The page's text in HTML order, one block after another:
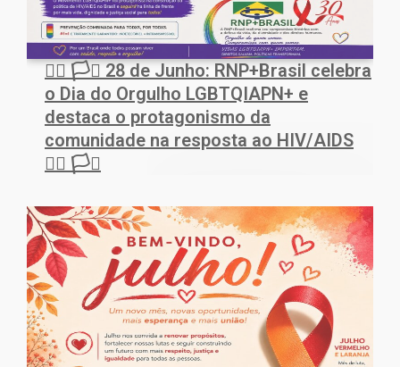
🏳️‍🌈 🏳️‍⚧️ 28 de Junho: RNP+Brasil celebra
o Dia do Orgulho LGBTQIAPN+ e
destaca o protagonismo da
comunidade na resposta ao HIV/AIDS
🏳️‍🌈 🏳️‍⚧️